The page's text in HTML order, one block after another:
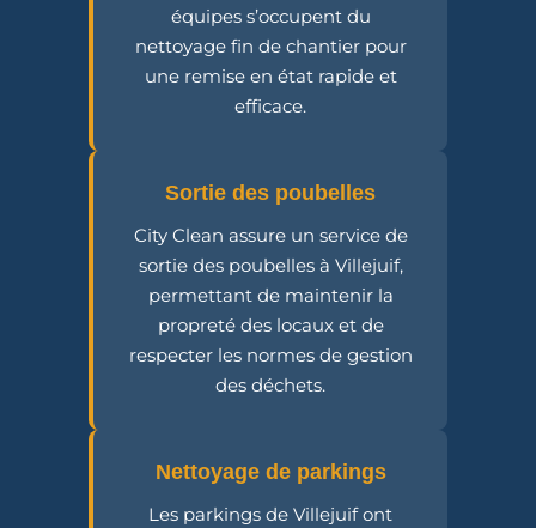
équipes s’occupent du
nettoyage fin de chantier pour
une remise en état rapide et
efficace.
Sortie des poubelles
City Clean assure un service de
sortie des poubelles à Villejuif,
permettant de maintenir la
propreté des locaux et de
respecter les normes de gestion
des déchets.
Nettoyage de parkings
Les parkings de Villejuif ont